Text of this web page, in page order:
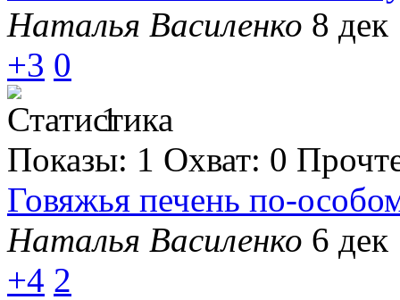
Наталья Василенко 8
+3 0
1
Показы: 1 Охват: 0
Говяжья печень по-
Наталья Василенко 6
+4 2